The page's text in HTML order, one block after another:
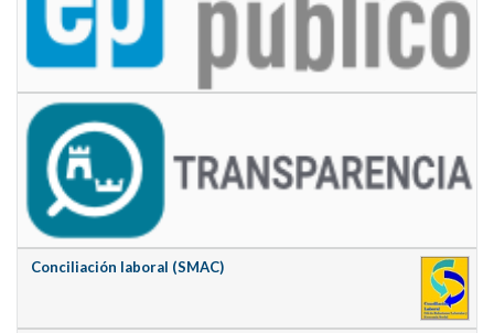
Conciliación laboral (SMAC)